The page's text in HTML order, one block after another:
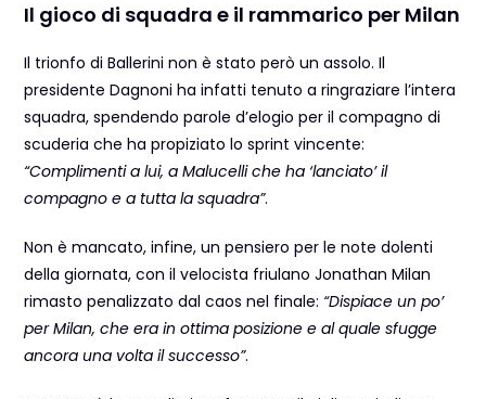
Il gioco di squadra e il rammarico per Milan
Il trionfo di Ballerini non è stato però un assolo. Il
presidente Dagnoni ha infatti tenuto a ringraziare l’intera
squadra, spendendo parole d’elogio per il compagno di
scuderia che ha propiziato lo sprint vincente:
“Complimenti a lui, a Malucelli che ha ‘lanciato’ il
compagno e a tutta la squadra”.
Non è mancato, infine, un pensiero per le note dolenti
della giornata, con il velocista friulano Jonathan Milan
rimasto penalizzato dal caos nel finale:“Dispiace un po’
per Milan, che era in ottima posizione e al quale sfugge
ancora una volta il successo”.